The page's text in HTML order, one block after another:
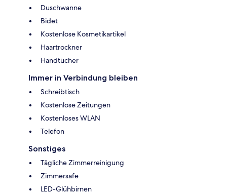
Duschwanne
Bidet
Kostenlose Kosmetikartikel
Haartrockner
Handtücher
Immer in Verbindung bleiben
Schreibtisch
Kostenlose Zeitungen
Kostenloses WLAN
Telefon
Sonstiges
Tägliche Zimmerreinigung
Zimmersafe
LED-Glühbirnen